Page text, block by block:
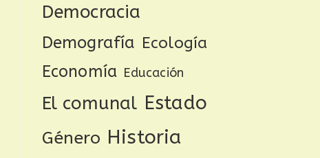
Democracia
Demografía Ecología
Economía Educación
El comunal Estado
Género Historia